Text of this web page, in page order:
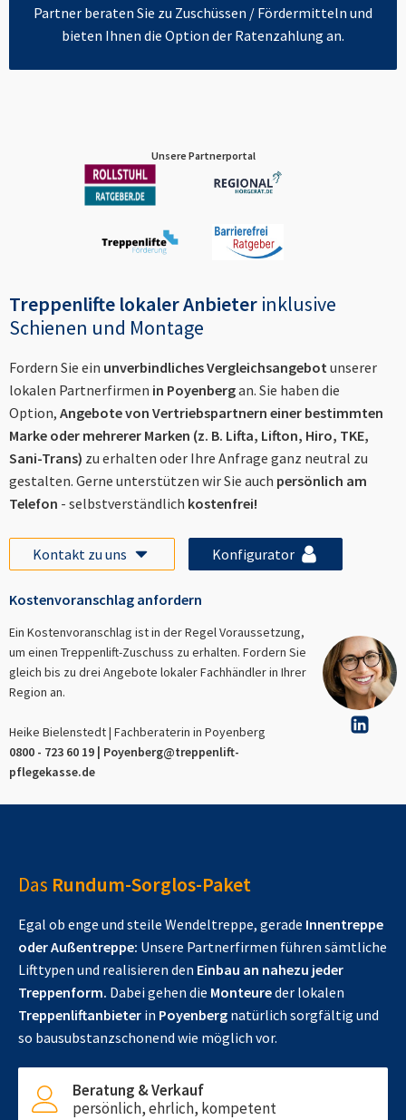
Partner beraten Sie zu Zuschüssen / Fördermitteln und
bieten Ihnen die Option der Ratenzahlung an.
Unsere Partnerportal
Treppenlifte lokaler Anbieter inklusive
Schienen und Montage
Fordern Sie ein unverbindliches Vergleichsangebotunserer
lokalen Partnerfirmen in Poyenbergan. Sie haben die
Option, Angebote von Vertriebspartnern einer bestimmten
Marke oder mehrerer Marken (z. B. Lifta, Lifton, Hiro, TKE,
Sani-Trans) zu erhalten oder Ihre Anfrage ganz neutral zu
gestalten. Gerne unterstützen wir Sie auch persönlich am
Telefon - selbstverständlich kostenfrei!
Kontakt zu uns Konfigurator
Kostenvoranschlag anfordern
Ein Kostenvoranschlag ist in der Regel Voraussetzung,
um einen Treppenlift-Zuschuss zu erhalten. Fordern Sie
gleich bis zu drei Angebote lokaler Fachhändler in Ihrer
Region an.
Heike Bielenstedt | Fachberaterin in Poyenberg
0800 - 723 60 19 | Poyenberg@treppenlift-
pflegekasse.de
Das Rundum-Sorglos-Paket
Egal ob enge und steile Wendeltreppe, gerade Innentreppe
oder Außentreppe: Unsere Partnerfirmen führen sämtliche
Lifttypen und realisieren den Einbau an nahezu jeder
Treppenform. Dabei gehen die Monteureder lokalen
Treppenliftanbieter in Poyenberg natürlich sorgfältig und
so bausubstanzschonend wie möglich vor.
Beratung & Verkauf
persönlich, ehrlich, kompetent